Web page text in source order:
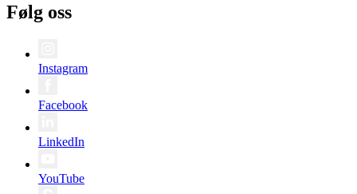
Følg oss
Instagram
Facebook
LinkedIn
YouTube